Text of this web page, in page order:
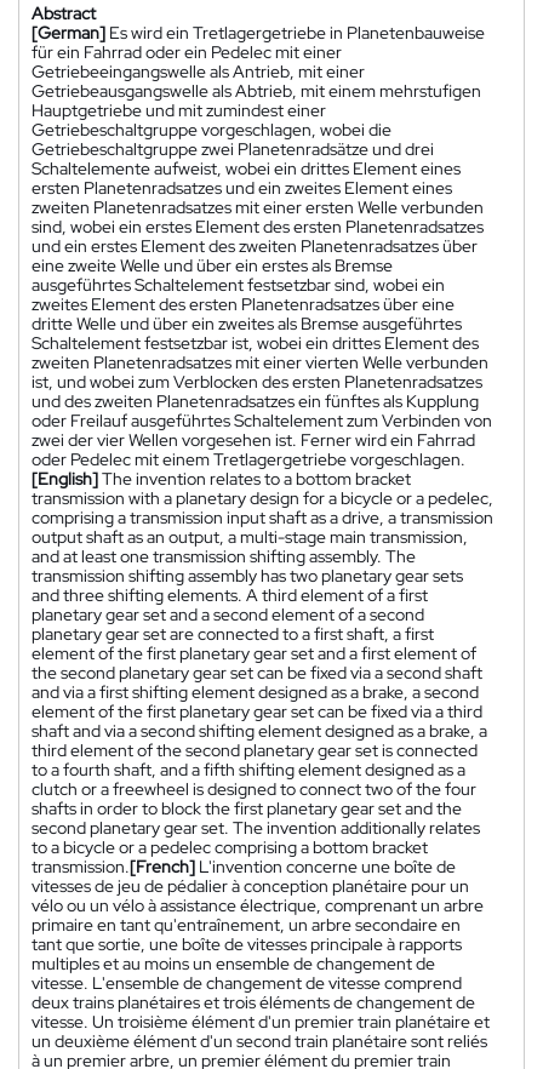
Abstract
[German] Es wird ein Tretlagergetriebe in Planetenbauweise
für ein Fahrrad oder ein Pedelec mit einer
Getriebeeingangswelle als Antrieb, mit einer
Getriebeausgangswelle als Abtrieb, mit einem mehrstufigen
Hauptgetriebe und mit zumindest einer
Getriebeschaltgruppe vorgeschlagen, wobei die
Getriebeschaltgruppe zwei Planetenradsätze und drei
Schaltelemente aufweist, wobei ein drittes Element eines
ersten Planetenradsatzes und ein zweites Element eines
zweiten Planetenradsatzes mit einer ersten Welle verbunden
sind, wobei ein erstes Element des ersten Planetenradsatzes
und ein erstes Element des zweiten Planetenradsatzes über
eine zweite Welle und über ein erstes als Bremse
ausgeführtes Schaltelement festsetzbar sind, wobei ein
zweites Element des ersten Planetenradsatzes über eine
dritte Welle und über ein zweites als Bremse ausgeführtes
Schaltelement festsetzbar ist, wobei ein drittes Element des
zweiten Planetenradsatzes mit einer vierten Welle verbunden
ist, und wobei zum Verblocken des ersten Planetenradsatzes
und des zweiten Planetenradsatzes ein fünftes als Kupplung
oder Freilauf ausgeführtes Schaltelement zum Verbinden von
zwei der vier Wellen vorgesehen ist. Ferner wird ein Fahrrad
oder Pedelec mit einem Tretlagergetriebe vorgeschlagen.
[English]The invention relates to a bottom bracket
transmission with a planetary design for a bicycle or a pedelec,
comprising a transmission input shaft as a drive, a transmission
output shaft as an output, a multi-stage main transmission,
and at least one transmission shifting assembly. The
transmission shifting assembly has two planetary gear sets
and three shifting elements. A third element of a first
planetary gear set and a second element of a second
planetary gear set are connected to a first shaft, a first
element of the first planetary gear set and a first element of
the second planetary gear set can be fixed via a second shaft
and via a first shifting element designed as a brake, a second
element of the first planetary gear set can be fixed via a third
shaft and via a second shifting element designed as a brake, a
third element of the second planetary gear set is connected
to a fourth shaft, and a fifth shifting element designed as a
clutch or a freewheel is designed to connect two of the four
shafts in order to block the first planetary gear set and the
second planetary gear set. The invention additionally relates
to a bicycle or a pedelec comprising a bottom bracket
transmission.[French] L'invention concerne une boîte de
vitesses de jeu de pédalier à conception planétaire pour un
vélo ou un vélo à assistance électrique, comprenant un arbre
primaire en tant qu'entraînement, un arbre secondaire en
tant que sortie, une boîte de vitesses principale à rapports
multiples et au moins un ensemble de changement de
vitesse. L'ensemble de changement de vitesse comprend
deux trains planétaires et trois éléments de changement de
vitesse. Un troisième élément d'un premier train planétaire et
un deuxième élément d'un second train planétaire sont reliés
à un premier arbre, un premier élément du premier train